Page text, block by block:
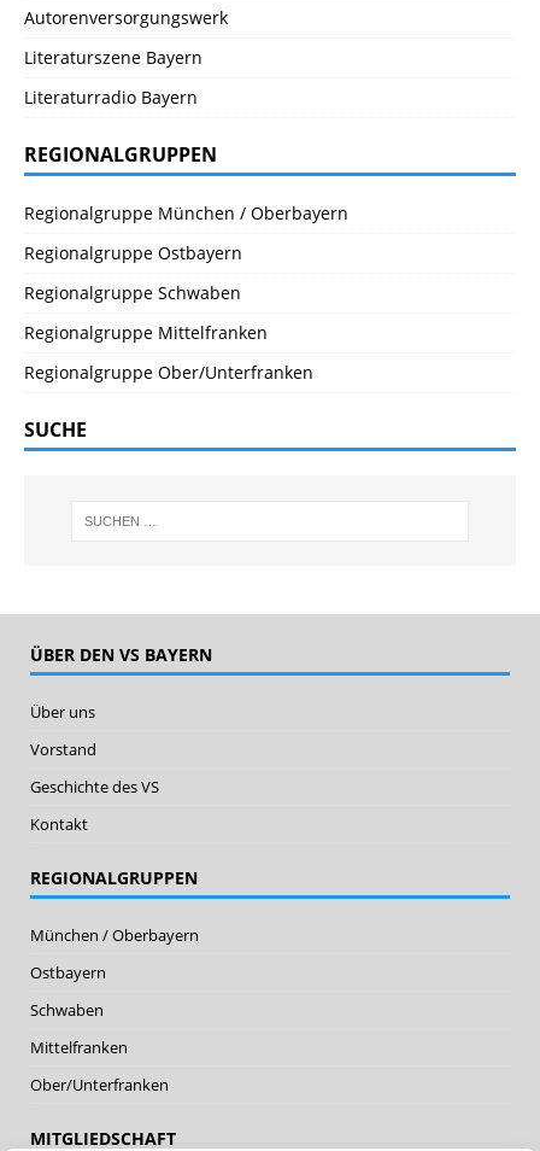
Autorenversorgungswerk
Literaturszene Bayern
Literaturradio Bayern
REGIONALGRUPPEN
Regionalgruppe München / Oberbayern
Regionalgruppe Ostbayern
Regionalgruppe Schwaben
Regionalgruppe Mittelfranken
Regionalgruppe Ober/Unterfranken
SUCHE
ÜBER DEN VS BAYERN
Über uns
Vorstand
Geschichte des VS
Kontakt
REGIONALGRUPPEN
München / Oberbayern
Ostbayern
Schwaben
Mittelfranken
Ober/Unterfranken
MITGLIEDSCHAFT